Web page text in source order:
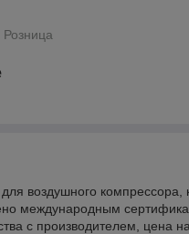
Розница
воздушного компрессора,
международным
с производителем, цена